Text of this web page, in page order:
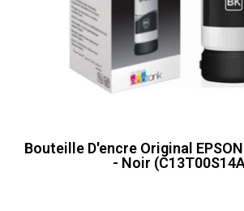
Bouteille D'encre Original EPSON
- Noir